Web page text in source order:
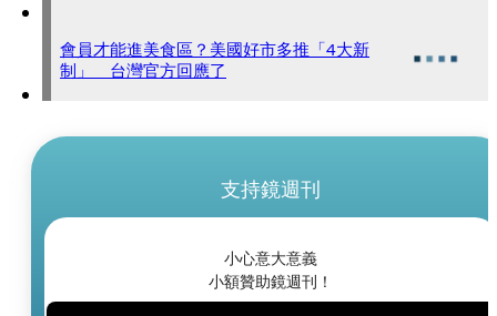
會員才能進美食區？美國好市多推「4大新
制」 台灣官方回應了
支持鏡週刊
小心意大意義
小額贊助鏡週刊！